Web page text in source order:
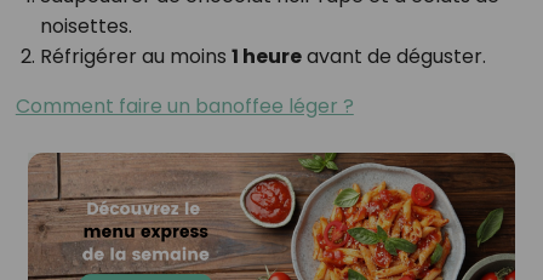
noisettes.
Réfrigérer au moins 1 heureavant de déguster.
Comment faire un banoffee léger ?